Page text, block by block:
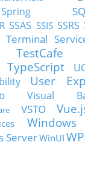
Spring
SSAS SSIS SSRS
Terminal
TestCafe
TypeScript
User
Visual
VSTO
ServerWinUI